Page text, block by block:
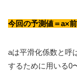
今回の予測値＝a×
aは平滑化係数と呼
するために用いる0